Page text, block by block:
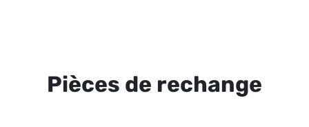
Pièces de rechange